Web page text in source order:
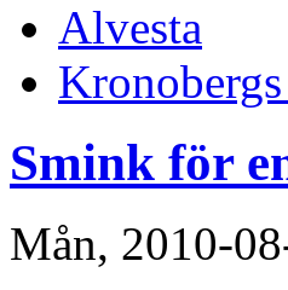
Alvesta
Smink för
Mån, 2010-